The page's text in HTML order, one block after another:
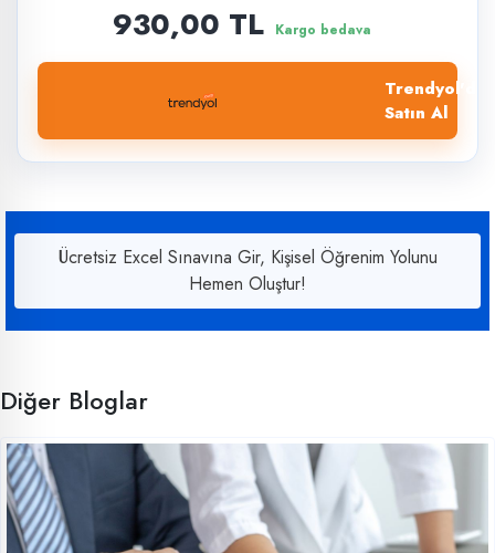
930,00 TL Kargo bedava
Trendyol'dan
Satın Al
Ücretsiz Excel Sınavına Gir, Kişisel Öğrenim Yolunu
Hemen Oluştur!
Diğer Bloglar